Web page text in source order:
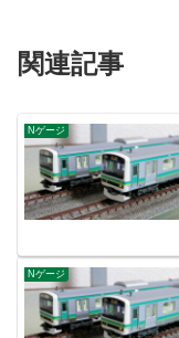
関連記事
Nゲージ
Nゲージ